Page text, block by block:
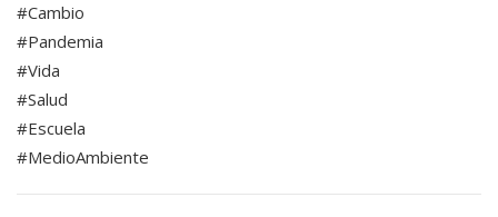
#Cambio
#Pandemia
#Vida
#Salud
#Escuela
#MedioAmbiente